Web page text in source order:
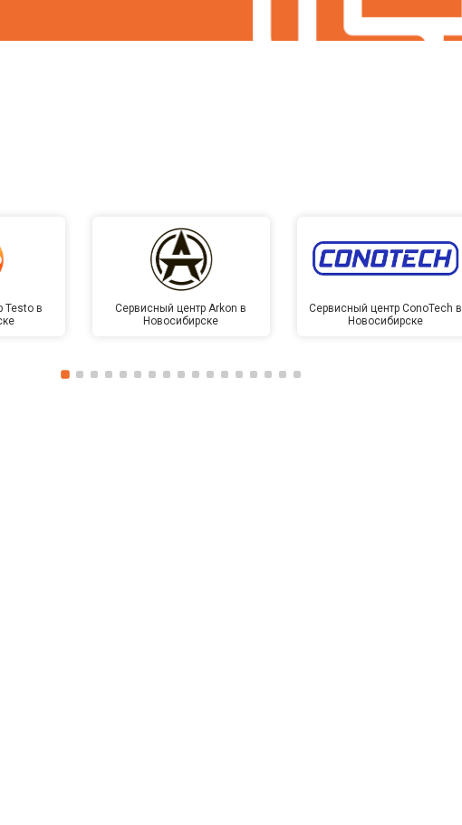
Testo в
Сервисный центр Arkon в
Новосибирске
Сервисный центр ConoTech в
Новосибирске